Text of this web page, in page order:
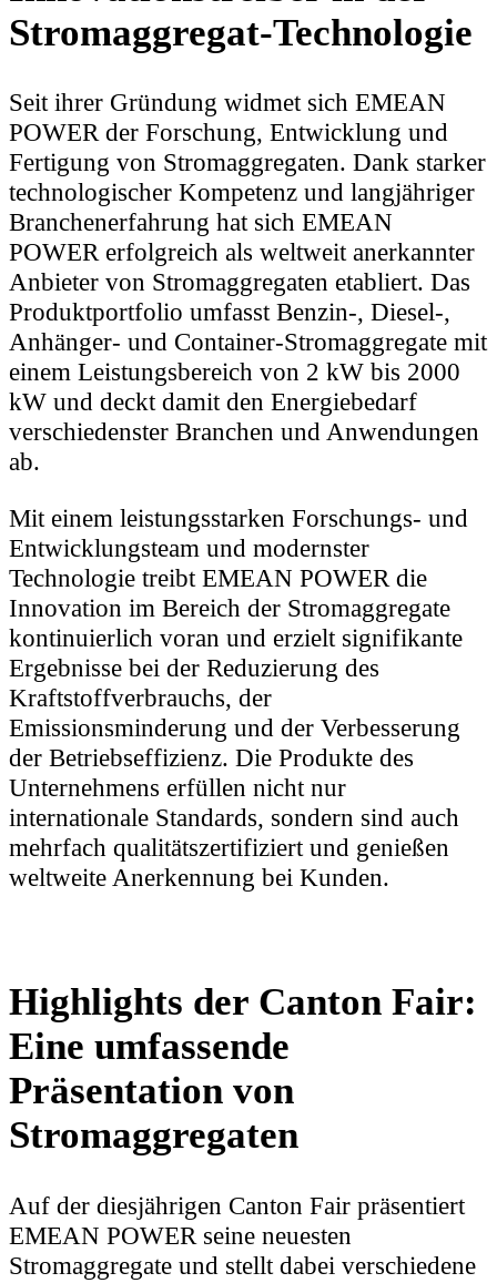
Stromaggregat-Technologie
Seit ihrer Gründung widmet sich EMEAN
POWER der Forschung, Entwicklung und
Fertigung von Stromaggregaten. Dank starker
technologischer Kompetenz und langjähriger
Branchenerfahrung hat sich EMEAN
POWER erfolgreich als weltweit anerkannter
Anbieter von Stromaggregaten etabliert. Das
Produktportfolio umfasst Benzin-, Diesel-,
Anhänger- und Container-Stromaggregate mit
einem Leistungsbereich von 2 kW bis 2000
kW und deckt damit den Energiebedarf
verschiedenster Branchen und Anwendungen
ab.
Mit einem leistungsstarken Forschungs- und
Entwicklungsteam und modernster
Technologie treibt EMEAN POWER die
Innovation im Bereich der Stromaggregate
kontinuierlich voran und erzielt signifikante
Ergebnisse bei der Reduzierung des
Kraftstoffverbrauchs, der
Emissionsminderung und der Verbesserung
der Betriebseffizienz. Die Produkte des
Unternehmens erfüllen nicht nur
internationale Standards, sondern sind auch
mehrfach qualitätszertifiziert und genießen
weltweite Anerkennung bei Kunden.
Highlights der Canton Fair:
Eine umfassende
Präsentation von
Stromaggregaten
Auf der diesjährigen Canton Fair präsentiert
EMEAN POWER seine neuesten
Stromaggregate und stellt dabei verschiedene